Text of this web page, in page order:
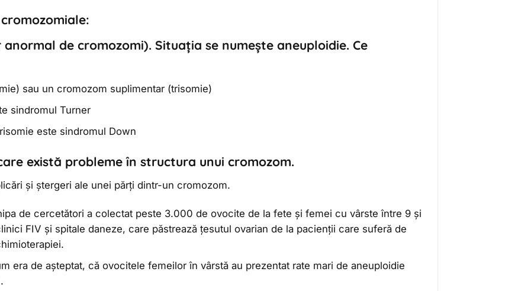
anormal de cromozomi). Situația se numește aneuploidie. Ce
sau un cromozom suplimentar (trisomie)
sindromul Turner
este sindromul Down
există probleme în structura unui cromozom.
și ștergeri ale unei părți dintr-un cromozom.
de cercetători a colectat peste 3.000 de ovocite de la fete și femei cu vârste între 9 și
FIV și spitale daneze, care păstrează țesutul ovarian de la pacienții care suferă de
era de așteptat, că ovocitele femeilor în vârstă au prezentat rate mari de aneuploidie